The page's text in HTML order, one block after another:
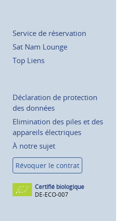
Service de réservation
Sat Nam Lounge
Top Liens
Déclaration de protection
des données
Elimination des piles et des
appareils électriques
À notre sujet
Révoquer le contrat
Certifié biologique
DE-ECO-007